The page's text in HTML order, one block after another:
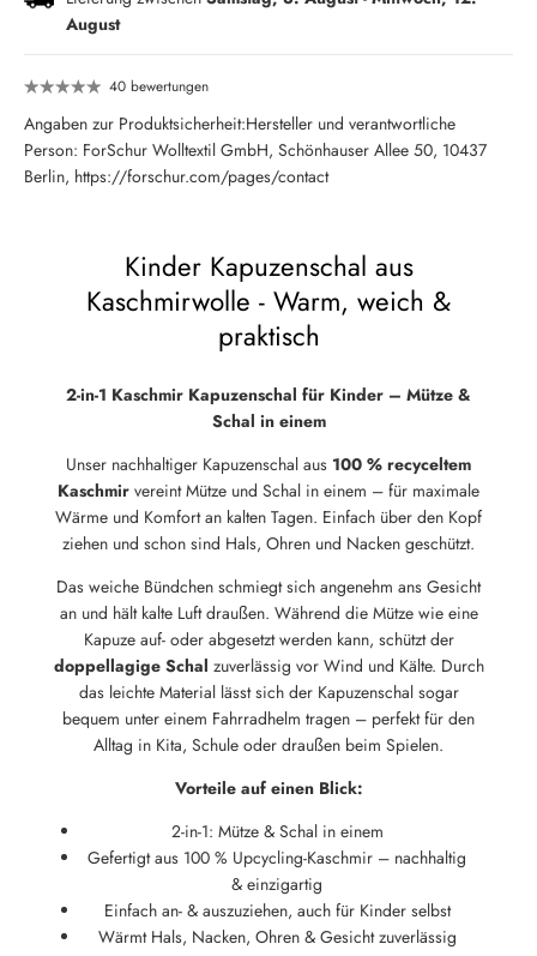
August
40 bewertungen
Angaben zur Produktsicherheit:Hersteller und verantwortliche
Person: ForSchur Wolltextil GmbH, Schönhauser Allee 50, 10437
Berlin, https://forschur.com/pages/contact
Kinder Kapuzenschal aus
Kaschmirwolle - Warm, weich &
praktisch
2-in-1 Kaschmir Kapuzenschal für Kinder – Mütze &
Schal in einem
Unser nachhaltiger Kapuzenschal aus 100 % recyceltem
Kaschmir vereint Mütze und Schal in einem – für maximale
Wärme und Komfort an kalten Tagen. Einfach über den Kopf
ziehen und schon sind Hals, Ohren und Nacken geschützt.
Das weiche Bündchen schmiegt sich angenehm ans Gesicht
an und hält kalte Luft draußen. Während die Mütze wie eine
Kapuze auf- oder abgesetzt werden kann, schützt der
doppellagige Schal zuverlässig vor Wind und Kälte. Durch
das leichte Material lässt sich der Kapuzenschal sogar
bequem unter einem Fahrradhelm tragen – perfekt für den
Alltag in Kita, Schule oder draußen beim Spielen.
Vorteile auf einen Blick:
2-in-1: Mütze & Schal in einem
Gefertigt aus 100 % Upcycling-Kaschmir – nachhaltig
& einzigartig
Einfach an- & auszuziehen, auch für Kinder selbst
Wärmt Hals, Nacken, Ohren & Gesicht zuverlässig